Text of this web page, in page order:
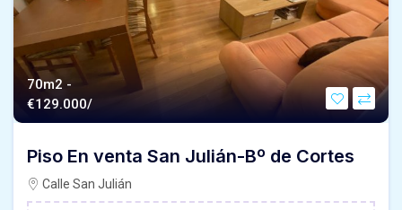
70m2 -
€129.000/
Piso En venta San Julián-Bº de Cortes
Calle San Julián